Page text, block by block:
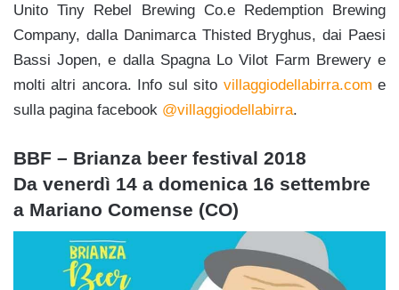
Unito Tiny Rebel Brewing Co.e Redemption Brewing
Company, dalla Danimarca Thisted Bryghus, dai Paesi
Bassi Jopen, e dalla Spagna Lo Vilot Farm Brewery e
molti altri ancora. Info sul sito villaggiodellabirra.com e
sulla pagina facebook @villaggiodellabirra.
BBF – Brianza beer festival 2018
Da venerdì 14 a domenica 16 settembre
a Mariano Comense (CO)